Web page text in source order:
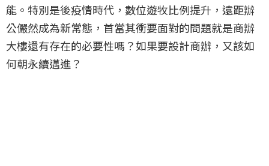
能。特別是後疫情時代，數位遊牧比例提升，遠距辦
公儼然成為新常態，首當其衝要面對的問題就是商辦
大樓還有存在的必要性嗎？如果要設計商辦，又該如
何朝永續邁進？